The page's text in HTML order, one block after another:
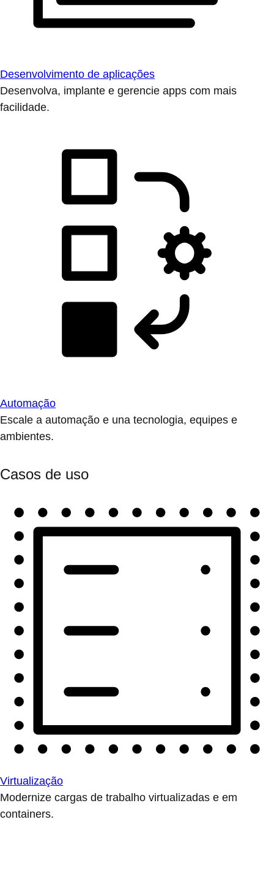
Desenvolvimento de aplicações
Desenvolva, implante e gerencie apps com mais
facilidade.
Automação
Escale a automação e una tecnologia, equipes e
ambientes.
Casos de uso
Virtualização
Modernize cargas de trabalho virtualizadas e em
containers.